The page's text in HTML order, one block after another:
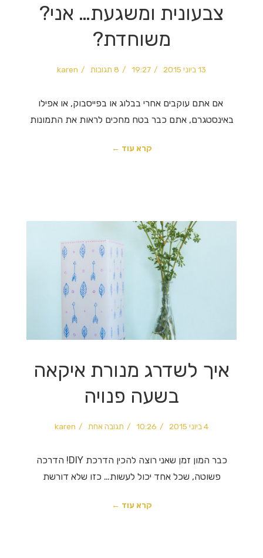
צבעונית ומשגעת… אני?
משוחדת?
13 ביוני 2015 19:27 8 תגובות karen
אם אתם עוקבים אחרי בבלוג או בפייסבוק, או אפילו
באינסטגרם, אתם כבר בטח מחכים לראות את התמונות
קרא עוד ←
איך לשדרג מנורת איקאה
בשעה פנויה
4 ביוני 2015 10:26 תגובה אחת karen
כבר המון זמן שאני רוצה להכין הדרכת DIY! הדרכה
פשוטה, שכל אחד יכול לעשות… כזו שלא דורשת
קרא עוד ←